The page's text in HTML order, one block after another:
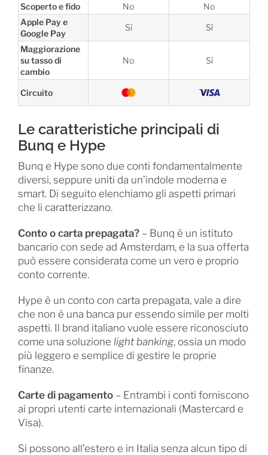
Scoperto e fido
No
No
Apple Pay e
Google Pay
Sì Sì
Maggiorazione
su tasso di
cambio
No Sì
Circuito
Le caratteristiche principali di
Bunq e Hype
Bunq e Hype sono due conti fondamentalmente
diversi, seppure uniti da un’indole moderna e
smart. Di seguito elenchiamo gli aspetti primari
che li caratterizzano.
Conto o carta prepagata?– Bunq è un istituto
bancario con sede ad Amsterdam, e la sua offerta
può essere considerata come un vero e proprio
conto corrente.
Hype è un conto con carta prepagata, vale a dire
che non è una banca pur essendo simile per molti
aspetti. Il brand italiano vuole essere riconosciuto
come una soluzione light banking, ossia un modo
più leggero e semplice di gestire le proprie
finanze.
Carte di pagamento– Entrambi i conti forniscono
ai propri utenti carte internazionali (Mastercard e
Visa).
Si possono all’estero e in Italia senza alcun tipo di